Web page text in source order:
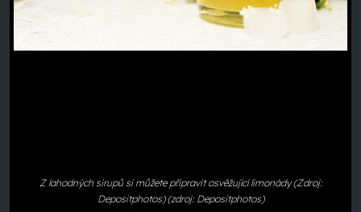
Z lahodných sirupů si můžete připravit osvěžující limonády (Zdroj:
Depositphotos) (zdroj: Depositphotos)